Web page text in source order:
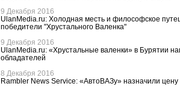
9 Декабря 2016
UlanMedia.ru: Холодная месть и философское
победители "Хрустального Валенка"
9 Декабря 2016
UlanMedia.ru: «Хрустальные валенки» в Бурятии
обладателей
8 Декабря 2016
Rambler News Service: «АвтоВАЗу» назначили цену